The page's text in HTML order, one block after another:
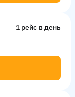
1 рейс в день